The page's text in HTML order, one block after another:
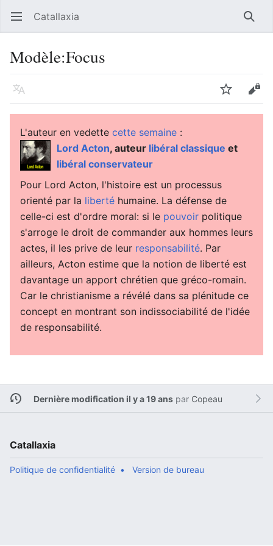
Ouvrir le menu principal Catallaxia
Modèle:Focus
Langue Suivre
L'auteur en vedette cette semaine :
Lord Acton, auteur libéral classique et
libéral conservateur
Pour Lord Acton, l'histoire est un processus
orienté par la liberté humaine. La défense de
celle-ci est d'ordre moral: si le pouvoir politique
s'arroge le droit de commander aux hommes leurs
actes, il les prive de leur responsabilité. Par
ailleurs, Acton estime que la notion de liberté est
davantage un apport chrétien que gréco-romain.
Car le christianisme a révélé dans sa plénitude ce
concept en montrant son indissociabilité de l'idée
de responsabilité.
Dernière modification il y a 19 anspar Copeau
Catallaxia
Politique de confidentialité Version de bureau